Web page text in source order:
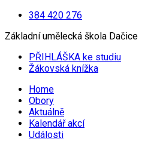
384 420 276
Základní umělecká škola Dačice
PŘIHLÁŠKA ke studiu
Žákovská knížka
Home
Obory
Aktuálně
Kalendář akcí
Události